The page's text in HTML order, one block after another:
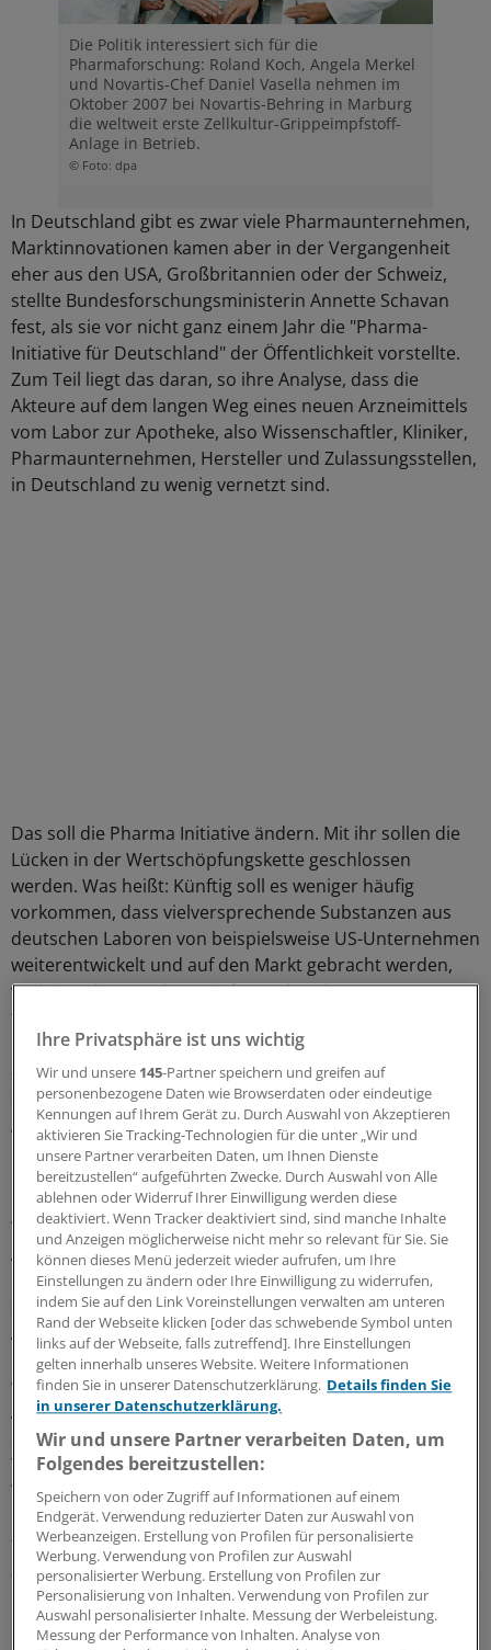
Die Politik interessiert sich für die
Pharmaforschung: Roland Koch, Angela Merkel
und Novartis-Chef Daniel Vasella nehmen im
Oktober 2007 bei Novartis-Behring in Marburg
die weltweit erste Zellkultur-Grippeimpfstoff-
Anlage in Betrieb.
© Foto: dpa
In Deutschland gibt es zwar viele Pharmaunternehmen,
Marktinnovationen kamen aber in der Vergangenheit
eher aus den USA, Großbritannien oder der Schweiz,
stellte Bundesforschungsministerin Annette Schavan
fest, als sie vor nicht ganz einem Jahr die "Pharma-
Initiative für Deutschland" der Öffentlichkeit vorstellte.
Zum Teil liegt das daran, so ihre Analyse, dass die
Akteure auf dem langen Weg eines neuen Arzneimittels
vom Labor zur Apotheke, also Wissenschaftler, Kliniker,
Pharmaunternehmen, Hersteller und Zulassungsstellen,
in Deutschland zu wenig vernetzt sind.
Das soll die Pharma Initiative ändern. Mit ihr sollen die
Lücken in der Wertschöpfungskette geschlossen
werden. Was heißt: Künftig soll es weniger häufig
vorkommen, dass vielversprechende Substanzen aus
deutschen Laboren von beispielsweise US-Unternehmen
weiterentwickelt und auf den Markt gebracht werden,
weil dort die Forschungsinfrastruktur besser
funktioniert. Die staatlichen Gelder, immerhin 800
Millionen Euro bis zum Jahr 2011, sollen daher auch für
anwendungsorientierte Forschung ausgegeben und die
spätere Markteinführung frühzeitig ins Visier
genommen werden.
Eine schnellere Entwicklung von therapeutischen
Innovationen und die Stärkung der
Wettbewerbsfähigkeit der europäischen
Arzneimittelindustrie hat die Innovative Medicines
Initiative (IMI) der EU zum Ziel. Als Partner der Initiative
stellen die EU und die forschenden
Arzneimittelhersteller über ihren Dachverband EFPIA je
eine Milliarde Euro zur Verfügung. Die Fördergelder
werden nicht für die Entwicklung bestimmter
Arzneimittelinnovationen verwendet. Vielmehr wurde
der Fokus gesetzt auf neue Ansätze, Methoden und
Technologien, auf die Verbesserung des
Wissensmanagements und die Fortbildung von
Professionals. Ein Ziel sind auch mehr und bessere Jobs
für Wissenschaftler, um so die Abwanderung aus der EU
zu stoppen. Die EU soll insgesamt für Investitionen in die
Forschung und Entwicklung attraktiver werden.
Ihre Privatsphäre ist uns wichtig
Wir und unsere 145-Partner speichern und greifen auf
personenbezogene Daten wie Browserdaten oder eindeutige
Kennungen auf Ihrem Gerät zu. Durch Auswahl von Akzeptieren
aktivieren Sie Tracking-Technologien für die unter „Wir und
unsere Partner verarbeiten Daten, um Ihnen Dienste
bereitzustellen“ aufgeführten Zwecke. Durch Auswahl von Alle
ablehnen oder Widerruf Ihrer Einwilligung werden diese
deaktiviert. Wenn Tracker deaktiviert sind, sind manche Inhalte
und Anzeigen möglicherweise nicht mehr so relevant für Sie. Sie
können dieses Menü jederzeit wieder aufrufen, um Ihre
Einstellungen zu ändern oder Ihre Einwilligung zu widerrufen,
indem Sie auf den Link Voreinstellungen verwalten am unteren
Rand der Webseite klicken [oder das schwebende Symbol unten
links auf der Webseite, falls zutreffend]. Ihre Einstellungen
gelten innerhalb unseres Website. Weitere Informationen
finden Sie in unserer Datenschutzerklärung. Details finden Sie
in unserer Datenschutzerklärung.
Wir und unsere Partner verarbeiten Daten, um
Folgendes bereitzustellen:
Speichern von oder Zugriff auf Informationen auf einem
Endgerät. Verwendung reduzierter Daten zur Auswahl von
Werbeanzeigen. Erstellung von Profilen für personalisierte
Werbung. Verwendung von Profilen zur Auswahl
personalisierter Werbung. Erstellung von Profilen zur
Personalisierung von Inhalten. Verwendung von Profilen zur
Auswahl personalisierter Inhalte. Messung der Werbeleistung.
Messung der Performance von Inhalten. Analyse von